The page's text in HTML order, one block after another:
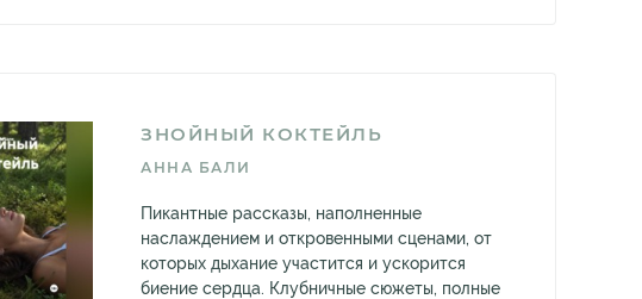
ЗНОЙНЫЙ КОКТЕЙЛЬ
АННА БАЛИ
Пикантные рассказы, наполненные
наслаждением и откровенными сценами, от
которых дыхание участится и ускорится
биение сердца. Клубничные сюжеты, полные